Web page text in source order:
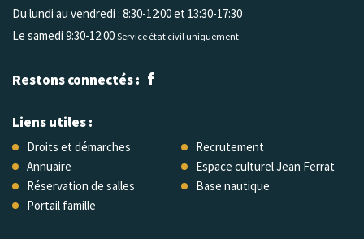
Du lundi au vendredi : 8:30-12:00 et 13:30-17:30
Le samedi 9:30-12:00 Service état civil uniquement
Restons connectés :
Liens utiles :
Droits et démarches
Annuaire
Réservation de salles
Portail famille
Recrutement
Espace culturel Jean Ferrat
Base nautique